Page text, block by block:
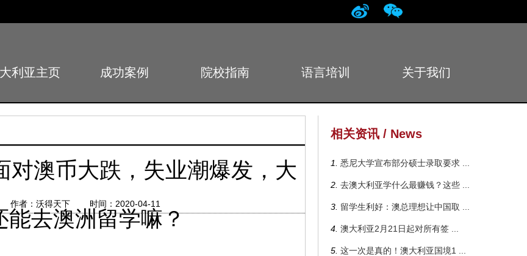
利亚主页
Index
成功案例
Successful
院校指南
School
语言培训
Language
关于我们
对澳币大跌，失业潮爆发，大
能去澳洲留学嘛？
作者：沃得天下 时间：2020-04-11
相关资讯 / News
1. 悉尼大学宣布部分硕士录取要求
2. 去澳大利亚学什么最赚钱？这些
3. 留学生利好：澳总理想让中国取
4. 澳大利亚2月21日起对所有签
5. 这一次是真的！澳大利亚国境1